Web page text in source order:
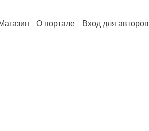
О портале Вход для авторов